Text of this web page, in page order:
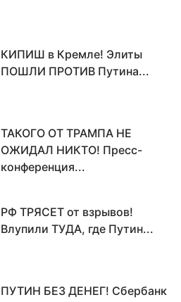
КИПИШ в Кремле! Элиты
ПОШЛИ ПРОТИВ Путина...
ТАКОГО ОТ ТРАМПА НЕ
ОЖИДАЛ НИКТО! Пресс-
конференция...
РФ ТРЯСЕТ от взрывов!
Влупили ТУДА, где Путин...
ПУТИН БЕЗ ДЕНЕГ! Сбербанк